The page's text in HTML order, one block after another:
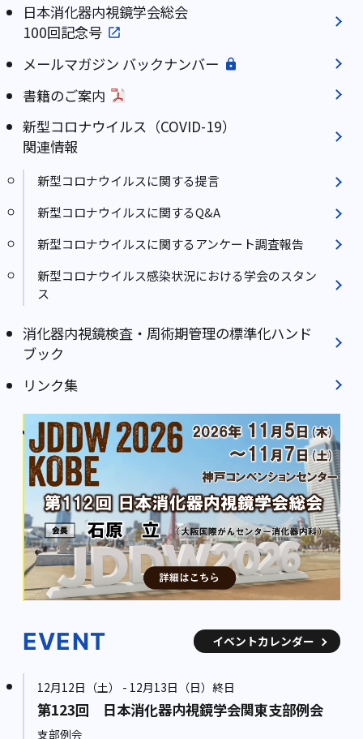
日本消化器内視鏡学会総会
100回記念号
メールマガジン バックナンバー
書籍のご案内
新型コロナウイルス（COVID-19）
関連情報
新型コロナウイルスに関する提言
新型コロナウイルスに関するQ&A
新型コロナウイルスに関するアンケート調査報告
新型コロナウイルス感染状況における学会のスタン
ス
消化器内視鏡検査・周術期管理の標準化ハンド
ブック
リンク集
EVENT イベントカレンダー
12月12日（土） - 12月13日（日）終日
第123回 日本消化器内視鏡学会関東支部例会
支部例会